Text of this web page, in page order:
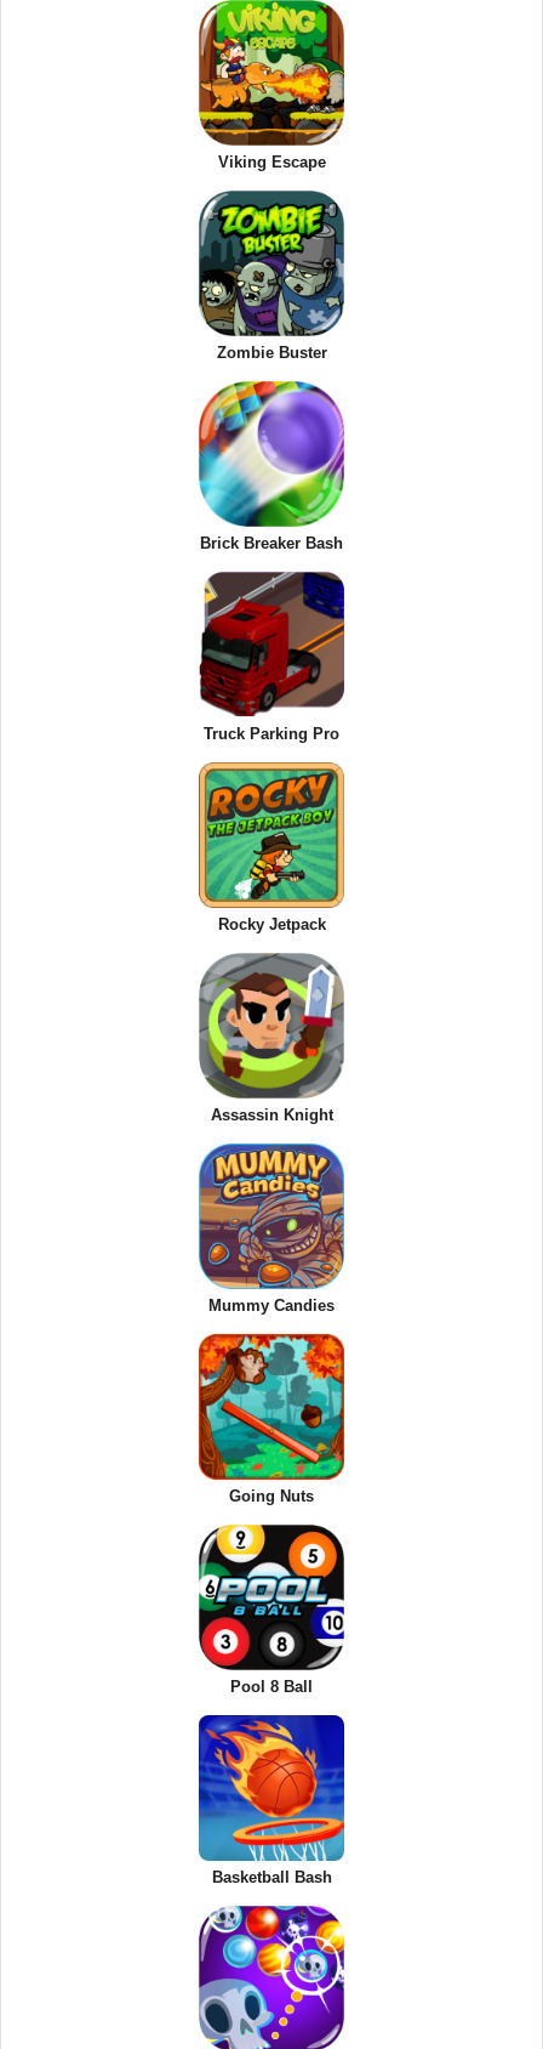
Viking Escape
Zombie Buster
Brick Breaker Bash
Truck Parking Pro
Rocky Jetpack
Assassin Knight
Mummy Candies
Going Nuts
Pool 8 Ball
Basketball Bash